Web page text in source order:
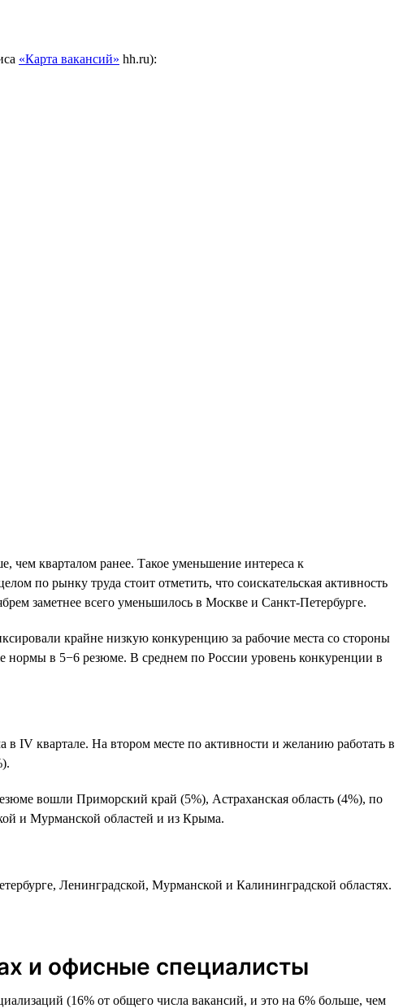
«Карта вакансий» hh.ru):
чем кварталом ранее. Такое уменьшение интереса к
по рынку труда стоит отметить, что соискательская активность
заметнее всего уменьшилось в Москве и Санкт-Петербурге.
крайне низкую конкуренцию за рабочие места со стороны
нормы в 5−6 резюме. В среднем по России уровень конкуренции в
IV квартале. На втором месте по активности и желанию работать в
вошли Приморский край (5%), Астраханская область (4%), по
и Мурманской областей и из Крыма.
Ленинградской, Мурманской и Калининградской областях.
и офисные специалисты
(16% от общего числа вакансий, и это на 6% больше, чем